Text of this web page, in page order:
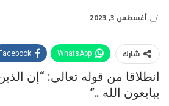
في أغسطس 3, 2023
شارك WhatsApp
Linkedin
Telegramانطلاقا من قوله تعالى: “إن
يبايعون الله ..”